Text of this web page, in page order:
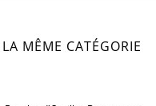
MÊME CATÉGORIE